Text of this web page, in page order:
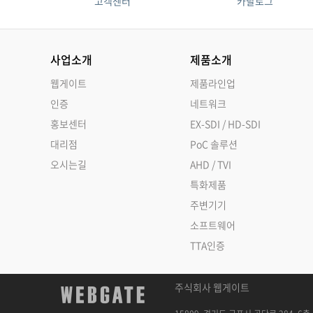
사업소개
웹게이트
인증
홍보센터
대리점
오시는길
제품소개
제품라인업
네트워크
EX-SDI / HD-SDI
PoC 솔루션
AHD / TVI
특화제품
주변기기
소프트웨어
TTA인증
주식회사 웹게이트